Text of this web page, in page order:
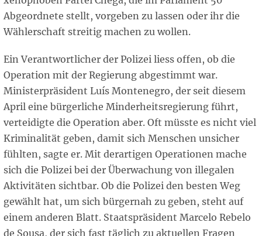
Abgeordnete stellt, vorgeben zu lassen oder ihr die
Wählerschaft streitig machen zu wollen.
Ein Verantwortlicher der Polizei liess offen, ob die
Operation mit der Regierung abgestimmt war.
Ministerpräsident Luís Montenegro, der seit diesem
April eine bürgerliche Minderheitsregierung führt,
verteidigte die Operation aber. Oft müsste es nicht viel
Kriminalität geben, damit sich Menschen unsicher
fühlten, sagte er. Mit derartigen Operationen mache
sich die Polizei bei der Überwachung von illegalen
Aktivitäten sichtbar. Ob die Polizei den besten Weg
gewählt hat, um sich bürgernah zu geben, steht auf
einem anderen Blatt. Staatspräsident Marcelo Rebelo
de Sousa, der sich fast täglich zu aktuellen Fragen